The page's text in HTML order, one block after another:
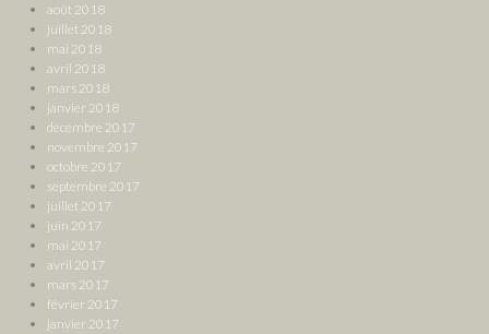
août 2018
juillet 2018
mai 2018
avril 2018
mars 2018
janvier 2018
décembre 2017
novembre 2017
octobre 2017
septembre 2017
juillet 2017
juin 2017
mai 2017
avril 2017
mars 2017
février 2017
janvier 2017